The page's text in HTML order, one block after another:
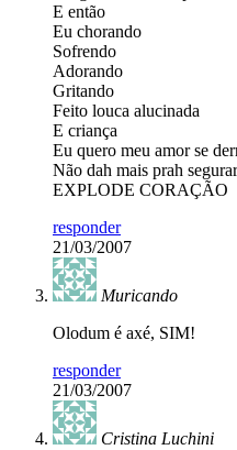
E então
Eu chorando
Sofrendo
Adorando
Gritando
Feito louca alucinada
E criança
Eu quero meu amor se
Não dah mais prah segurar
EXPLODE CORAÇÃO
responder
21/03/2007
Muricando
Olodum é axé, SIM!
responder
21/03/2007
Cristina Luchini